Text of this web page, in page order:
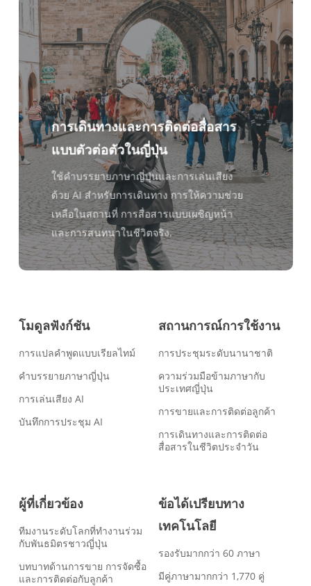
การเดินทางและการติดต่อสื่อสาร
แบบตัวต่อตัวในญี่ปุ่น
ใช้คำบรรยายภาษาญี่ปุ่นและการเล่นเสียง
ด้วย AI สำหรับการเดินทาง การให้ความช่วย
เหลือในสถานที่ การสื่อสารแบบเผชิญหน้า
และการสนทนาในชีวิตจริง.
โมดูลฟังก์ชัน
การแปลคำพูดแบบเรียลไทม์
คำบรรยายภาษาญี่ปุ่น
การเล่นเสียง AI
บันทึกการประชุม AI
สถานการณ์การใช้งาน
การประชุมระดับนานาชาติ
ความร่วมมือข้ามภาษากับ
ประเทศญี่ปุ่น
การขายและการติดต่อลูกค้า
การเดินทางและการติดต่อ
สื่อสารในชีวิตประจำวัน
ผู้ที่เกี่ยวข้อง
ทีมงานระดับโลกที่ทำงานร่วม
กับพันธมิตรชาวญี่ปุ่น
บทบาทด้านการขาย การจัดซื้อ
และการติดต่อกับลูกค้า
ข้อได้เปรียบทาง
เทคโนโลยี
รองรับมากกว่า 60 ภาษา
มีคู่ภาษามากกว่า 1,770 คู่